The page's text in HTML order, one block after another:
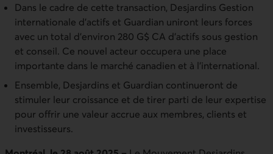
Dans le cadre de cette transaction, Desjardins Gestion
internationale d’actifs et Guardian uniront leurs forces
avec un total d’environ 280 G$ CA d’actifs sous gestion
et conseil. Ce nouvel acteur occupera une place
importante dans le marché canadien et à l’international.
Ensemble, Desjardins et Guardian continueront de
stimuler leur croissance et de tirer parti de leur expertise
pour offrir une valeur accrue aux membres, clients et
investisseurs.